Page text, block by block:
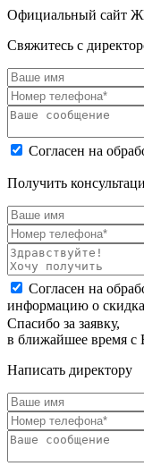
Официальный сайт
Свяжитесь с
Согласен на
Получить
Согласен на
информацию о
Спасибо за заявку,
в ближайшее время с
Написать директору